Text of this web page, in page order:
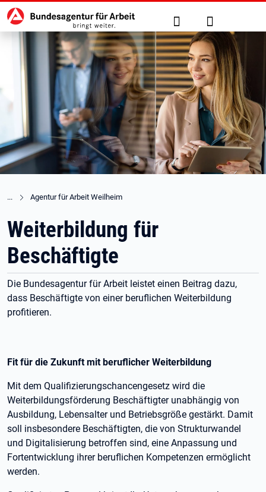
zu den Hauptinhalten springen
Hauptnavigation Suche Anmelden
Agentur für Arbeit Weilheim
Weiterbildung für
Beschäftigte
Die Bundesagentur für Arbeit leistet einen Beitrag dazu,
dass Beschäftigte von einer beruflichen Weiterbildung
profitieren.
Fit für die Zukunft mit beruflicher Weiterbildung
Mit dem Qualifizierungschancengesetz wird die
Weiterbildungsförderung Beschäftigter unabhängig von
Ausbildung, Lebensalter und Betriebsgröße gestärkt. Damit
soll insbesondere Beschäftigten, die von Strukturwandel
und Digitalisierung betroffen sind, eine Anpassung und
Fortentwicklung ihrer beruflichen Kompetenzen ermöglicht
werden.